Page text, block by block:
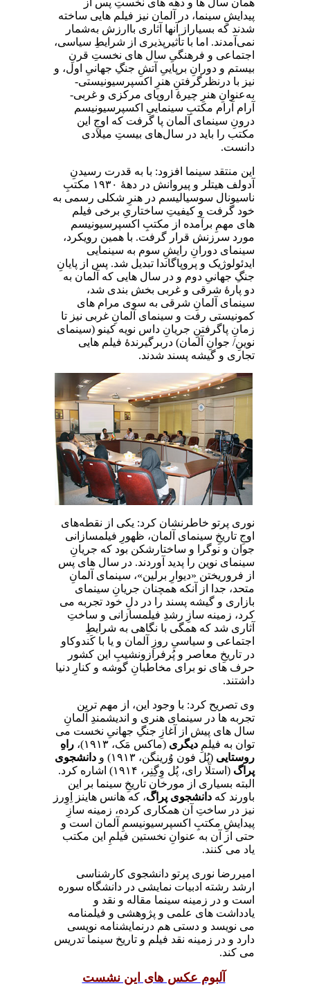
همان سال ‌ها و دهه‌ های نخستِ پس از
پیدایشِ سینما، در آلمان نیز فیلم‌ هایی ساخته
شدند که بسیاراز آنها آثاری باارزش به‌شمار
نمی‌آمدند. اما با تأثیرپذیری از شرایطِ سیاسی،
اجتماعی و فرهنگیِ سال‌ های نخستِ قرنِ
بیستم و دورانِ برپاییِ آتشِ جنگِ جهانیِ اول، و
نیز با درنظرگرفتنِ هنرِ اکسپرسیونیستی-
به‌عنوانِ هنرِ چیرۀ اروپای مرکزی و غربی-
آرام‌ آرام مکتبِ سینماییِ اکسپرسیونیسم
درونِ سینمای آلمان پا گرفت که اوجِ این
مکتب را باید در سال‌های بیستِ میلادی
دانست.
این منتقد سینما افزود: با به ‌قدرت‌ رسیدنِ
آدولف هیتلر و پیروانش در دهۀ ۱۹۳۰ مکتبِ
ناسیونال‌ سوسیالیسم در هنرِ شکلی رسمی به
خود گرفت و کیفیتِ ساختاریِ برخی فیلم
‌های مهمِ برآمده از مکتبِ اکسپرسیونیسم
مورد سرزنش قرار گرفت. با همین رویکرد،
سینمای دورانِ رایشِ سوم به سینمایی
ایدئولوژیک و پروپاگاندا تبدیل شد. پس از پایانِ
جنگِ جهانیِ دوم و در سال‌ هایی که آلمان به
دو پارۀ شرقی و غربی بخش ‌بندی شد،
سینمای آلمانِ شرقی به ‌سوی مرام‌ های
کمونیستی رفت و سینمای آلمانِ غربی نیز تا
زمانِ پاگرفتنِ جریانِ داس نویه کینو (سینمای
نوینِ/ جوانِ آلمان) دربرگیرندۀ فیلم‌ هایی
تجاری و گیشه ‌پسند شدند.
نوری پرتو خاطرنشان کرد: یکی از نقطه‌های
اوجِ تاریخِ سینمای آلمان، ظهورِ فیلمسازانی
جوان و نوگرا و ساختارشکن بود که جریانِ
سینمای نوین را پدید آوردند. در سال‌ های پس
از فروریختن «دیوارِ برلین»، سینمای آلمانِ
متحد، جدا از آنکه همچنان جریانِ سینمای
بازاری و گیشه ‌پسند را در دلِ خود تجربه می‌
کرد، زمینه‌ سازِ رشدِ فیلمسازانی و ساختِ
آثاری شد که همگی با نگاهی به شرایطِ
اجتماعی و سیاسیِ روزِ آلمان و یا با کَندوکاو
در تاریخِ معاصر و پُرفراز‌ونشیبِ این کشور
حرف‌ های نو برای مخاطبانِ گوشه و کنارِ دنیا
داشتند.
وی تصریح کرد: با وجود این، از مهم ‌ترین
تجربه ‌ها در سینمای هنری و اندیشمندِ آلمانِ
سال ‌های پیش از آغازِ جنگِ جهانیِ نخست می
‌توان به فیلمِدیگری(ماکس مَک، ۱۹۱۳)،
راهِ
روستایی(پُل فون وُرینگن، ۱۹۱۳) و
دانشجوی
پراگ
(استلَا رای، پُل وِگِنِر، ۱۹۱۴) اشاره کرد.
البته بسیاری از مورخانِ تاریخِ سینما بر این
باورند کهدانشجوی پراگ، که هانس هاینز اِوِرز
نیز در ساختِ آن همکاری کرده، زمینه سازِ
پیدایشِ مکتبِ اکسپرسیونیسمِ آلمان است و
حتی از آن به‌ عنوانِ نخستین فیلمِ این مکتب
یاد می ‌کنند.
امیررضا نوری پرتو دانشجوی کارشناسی
ارشد رشته ادبیات نمایشی در دانشگاه سوره
است و در زمینه سینما مقاله و نقد و
یادداشت های علمی و پژوهشی و فیلمنامه
می نویسد و دستی هم درنمایشنامه نویسی
دارد و در زمینه نقد فیلم و تاریخ سینما تدریس
می کند.
آلبوم عکس های این نشست